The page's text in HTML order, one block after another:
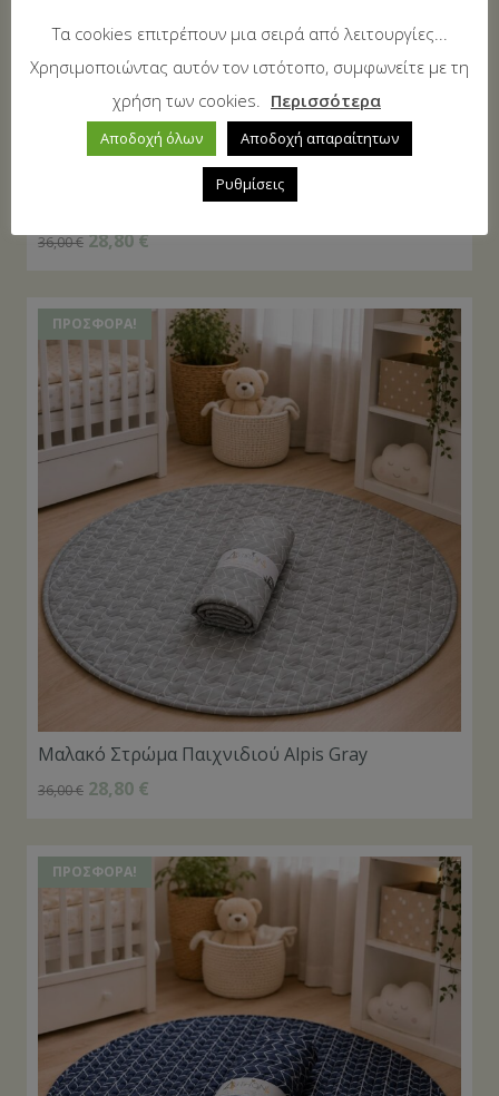
Μαλακό Στρώμα Παιχνιδιού Paradiso Light Blue
36,00€ 28,80€
ΠΡΟΣΦΟΡΆ!
Μαλακό Στρώμα Παιχνιδιού Alpis Gray
36,00€ 28,80 €
ΠΡΟΣΦΟΡΆ!
Τα cookies επιτρέπουν μια σειρά από λειτουργίες...
Χρησιμοποιώντας αυτόν τον ιστότοπο, συμφωνείτε με τη
χρήση των cookies.
Περισσότερα
Αποδοχή όλων Αποδοχή απαραίτητων
Ρυθμίσεις